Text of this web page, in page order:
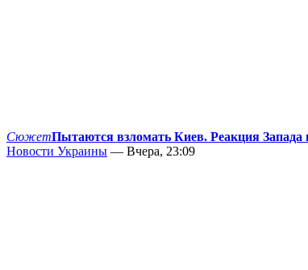
СюжетПытаются взломать Киев. Реакция Запада
Новости Украины — Вчера, 23:09